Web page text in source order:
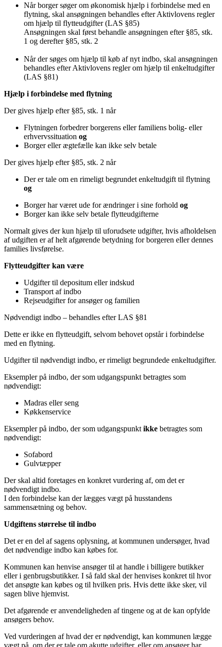
Når borger søger om økonomisk hjælp i forbindelse med en
flytning, skal ansøgningen behandles efter Aktivlovens regler
om hjælp til flytteudgifter (LAS §85)
Ansøgningen skal først behandle ansøgningen efter §85, stk.
1 og derefter §85, stk. 2
Når der søges om hjælp til køb af nyt indbo, skal ansøgningen
behandles efter Aktivlovens regler om hjælp til enkeltudgifter
(LAS §81)
Hjælp i forbindelse med flytning
Der gives hjælp efter §85, stk. 1 når
Flytningen forbedrer borgerens eller familiens bolig- eller
erhvervssituation og
Borger eller ægtefælle kan ikke selv betale
Der gives hjælp efter §85, stk. 2 når
Der er tale om en rimeligt begrundet enkeltudgift til flytning
og
Borger har været ude for ændringer i sine forhold og
Borger kan ikke selv betale flytteudgifterne
Normalt gives der kun hjælp til uforudsete udgifter, hvis afholdelsen
af udgiften er af helt afgørende betydning for borgeren eller dennes
families livsførelse.
Flytteudgifter kan være
Udgifter til depositum eller indskud
Transport af indbo
Rejseudgifter for ansøger og familien
Nødvendigt indbo – behandles efter LAS §81
Dette er ikke en flytteudgift, selvom behovet opstår i forbindelse
med en flytning.
Udgifter til nødvendigt indbo, er rimeligt begrundede enkeltudgifter.
Eksempler på indbo, der som udgangspunkt betragtes som
nødvendigt:
Madras eller seng
Køkkenservice
Eksempler på indbo, der som udgangspunkt ikke betragtes som
nødvendigt:
Sofabord
Gulvtæpper
Der skal altid foretages en konkret vurdering af, om det er
nødvendigt indbo.
I den forbindelse kan der lægges vægt på husstandens
sammensætning og behov.
Udgiftens størrelse til indbo
Det er en del af sagens oplysning, at kommunen undersøger, hvad
det nødvendige indbo kan købes for.
Kommunen kan henvise ansøger til at handle i billigere butikker
eller i genbrugsbutikker. I så fald skal der henvises konkret til hvor
det ansøgte kan købes og til hvilken pris. Hvis dette ikke sker, vil
sagen blive hjemvist.
Det afgørende er anvendeligheden af tingene og at de kan opfylde
ansøgers behov.
Ved vurderingen af hvad der er nødvendigt, kan kommunen lægge
vægt på, om der er tale om akutte udgifter, eller om ansøger har